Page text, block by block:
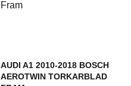
AUDI A1 2010-2018 BOSCH
AEROTWIN TORKARBLAD